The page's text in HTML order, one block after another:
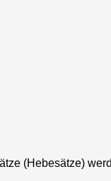
(Hebesätze)